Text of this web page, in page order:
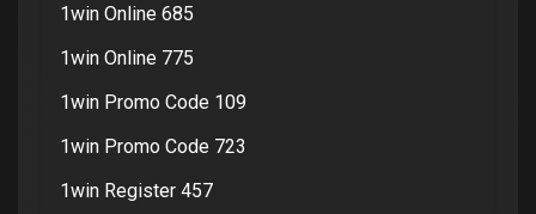
1win Online 685
1win Online 775
1win Promo Code 109
1win Promo Code 723
1win Register 457